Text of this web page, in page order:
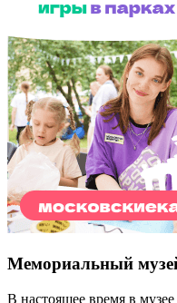
Мемориальный
В настоящее время в